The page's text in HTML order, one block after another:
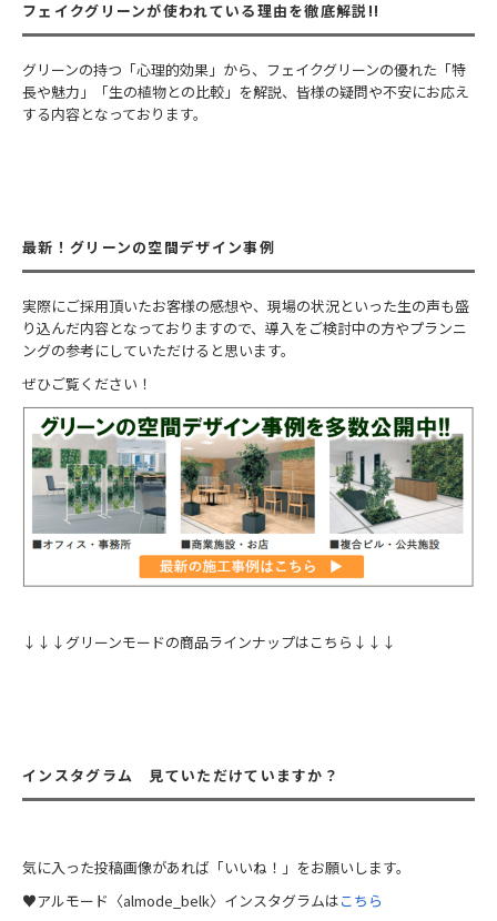
フェイクグリーンが使われている理由を徹底解説!!
グリーンの持つ「心理的効果」から、フェイクグリーンの優れた「特
長や魅力」「生の植物との比較」を解説、皆様の疑問や不安にお応え
する内容となっております。
最新！グリーンの空間デザイン事例
実際にご採用頂いたお客様の感想や、現場の状況といった生の声も盛
り込んだ内容となっておりますので、導入をご検討中の方やプランニ
ングの参考にしていただけると思います。
ぜひご覧ください！
↓↓↓グリーンモードの商品ラインナップはこちら↓↓↓
インスタグラム 見ていただけていますか？
気に入った投稿画像があれば「いいね！」をお願いします。
♥アルモード〈almode_belk〉インスタグラムはこちら